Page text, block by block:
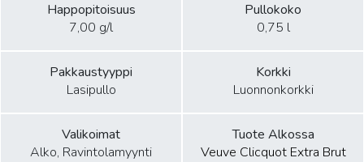
Happopitoisuus
7,00 g/l
Pullokoko
0,75 l
Pakkaustyyppi
Lasipullo
Korkki
Luonnonkorkki
Valikoimat
Alko, Ravintolamyynti
Tuote Alkossa
Veuve Clicquot Extra Brut